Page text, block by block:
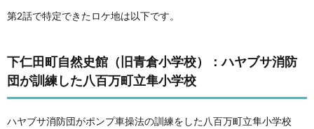
第2話で特定できたロケ地は以下です。
下仁田町自然史館（旧青倉小学校）：ハヤブサ消防
団が訓練した八百万町立隼小学校
ハヤブサ消防団がポンプ車操法の訓練をした八百万町立隼小学校